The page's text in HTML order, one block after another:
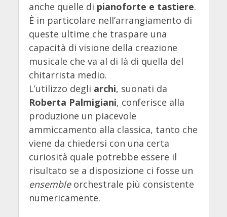
anche quelle di pianoforte e tastiere.
È in particolare nell’arrangiamento di
queste ultime che traspare una
capacità di visione della creazione
musicale che va al di là di quella del
chitarrista medio.
L’utilizzo degli archi, suonati da
Roberta Palmigiani, conferisce alla
produzione un piacevole
ammiccamento alla classica, tanto che
viene da chiedersi con una certa
curiosità quale potrebbe essere il
risultato se a disposizione ci fosse un
ensembleorchestrale più consistente
numericamente.